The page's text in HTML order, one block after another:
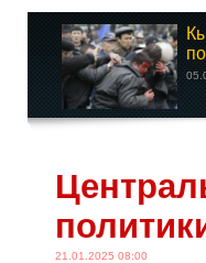
21.01.2025 08:00